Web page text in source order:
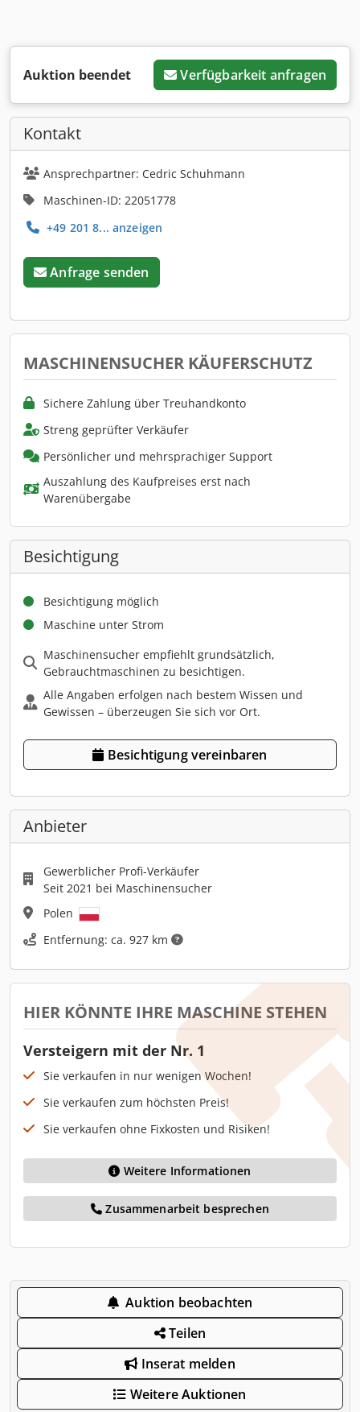
Auktion beendet Verfügbarkeit anfragen
Kontakt
Ansprechpartner: Cedric Schuhmann
Maschinen-ID: 22051778
+49 201 8... anzeigen
Anfrage senden
MASCHINENSUCHER KÄUFERSCHUTZ
Sichere Zahlung über Treuhandkonto
Streng geprüfter Verkäufer
Persönlicher und mehrsprachiger Support
Auszahlung des Kaufpreises erst nach
Warenübergabe
Besichtigung
Besichtigung möglich
Maschine unter Strom
Maschinensucher empfiehlt grundsätzlich,
Gebrauchtmaschinen zu besichtigen.
Alle Angaben erfolgen nach bestem Wissen und
Gewissen – überzeugen Sie sich vor Ort.
Besichtigung vereinbaren
Anbieter
Gewerblicher Profi-Verkäufer
Seit 2021 bei Maschinensucher
Polen
Entfernung: ca. 927 km
HIER KÖNNTE IHRE MASCHINE STEHEN
Versteigern mit der Nr. 1
Sie verkaufen in nur wenigen Wochen!
Sie verkaufen zum höchsten Preis!
Sie verkaufen ohne Fixkosten und Risiken!
Weitere Informationen
Zusammenarbeit besprechen
Auktion beobachten
Teilen
Inserat melden
Weitere Auktionen